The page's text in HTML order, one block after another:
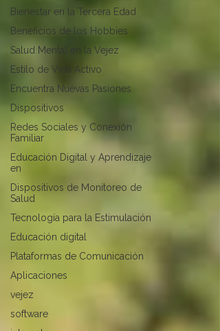
Bienestar en la Tercera Edad
Beneficios de los Hobbies
Salud Mental en la Vejez
Estilo de Vida Activo
Encuentra Nuevas Pasiones
Dispositivos
Redes Sociales y Conexión
Familiar
Educación Digital y Aprendizaje
en
Dispositivos de Monitoreo de
Salud
Tecnología para la Estimulación
Educación digital
Plataformas de Comunicación
Aplicaciones
vejez
software